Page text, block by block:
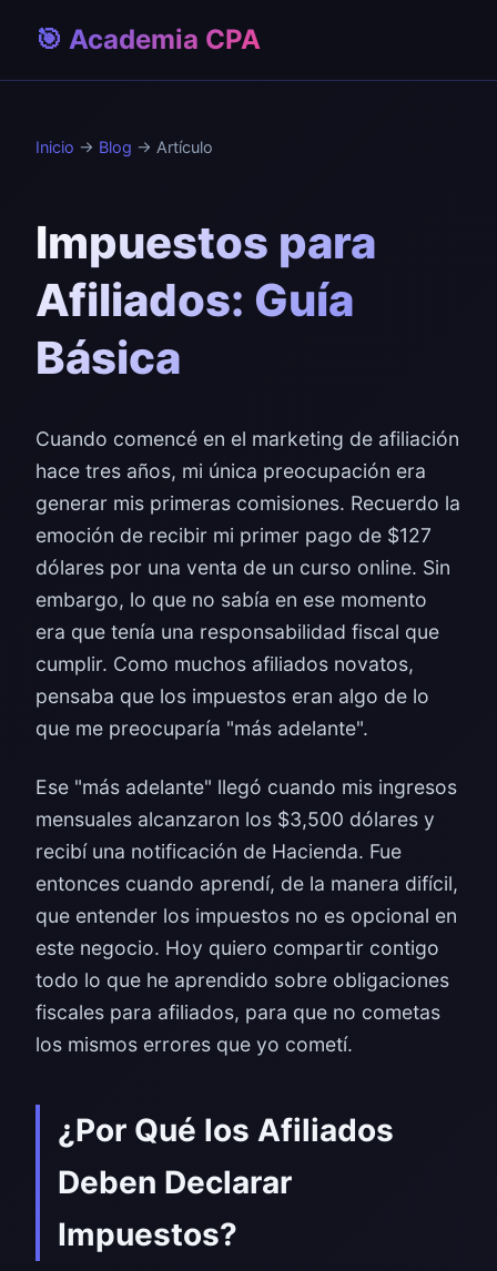
🎯 Academia CPA
Inicio → Blog → Artículo
Impuestos para
Afiliados: Guía
Básica
Cuando comencé en el marketing de afiliación
hace tres años, mi única preocupación era
generar mis primeras comisiones. Recuerdo la
emoción de recibir mi primer pago de $127
dólares por una venta de un curso online. Sin
embargo, lo que no sabía en ese momento
era que tenía una responsabilidad fiscal que
cumplir. Como muchos afiliados novatos,
pensaba que los impuestos eran algo de lo
que me preocuparía "más adelante".
Ese "más adelante" llegó cuando mis ingresos
mensuales alcanzaron los $3,500 dólares y
recibí una notificación de Hacienda. Fue
entonces cuando aprendí, de la manera difícil,
que entender los impuestos no es opcional en
este negocio. Hoy quiero compartir contigo
todo lo que he aprendido sobre obligaciones
fiscales para afiliados, para que no cometas
los mismos errores que yo cometí.
¿Por Qué los Afiliados
Deben Declarar
Impuestos?